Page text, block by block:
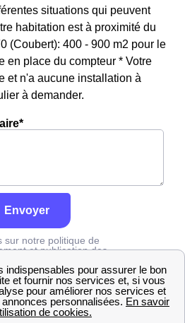
situations qui peuvent
habitation est à proximité du
(Coubert): 400 - 900 m2 pour le
en place du compteur * Votre
et n'a aucune installation à
à demander.
Envoyer
sur notre politique de
et publication des
Coubert